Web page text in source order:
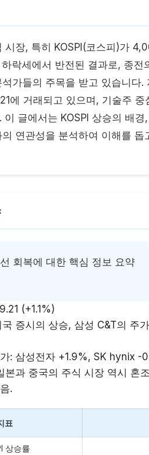
시장, 특히 KOSPI(코스피)가
락세에서 반전된 결과로, 종
가들의 주목을 받고 있습니다.
에 거래되고 있으며, 기술주 중
이 글에서는 KOSPI 상승의 배
연관성을 분석하여 이해를 돕
회복에 대한 핵심 정보 요약
(+1.1%)
국 증시의 상승, 삼성 C&T의 주
: 삼성전자 +1.9%, SK hynix -
본과 중국의 주식 시장 역시 혼
.
표
상승률